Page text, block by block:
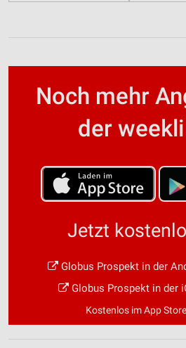
Noch mehr
der
Jetzt
Globus Prospekt in der
Globus Prospekt in der
Kostenlos im App